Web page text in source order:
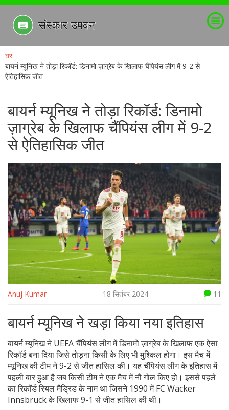
घर
बायर्न म्यूनिख ने तोड़ा रिकॉर्ड: डिनामो ज़ाग्रेब के खिलाफ चैंपियंस लीग में 9-2 से
ऐतिहासिक जीत
बायर्न म्यूनिख ने तोड़ा रिकॉर्ड: डिनामो
ज़ाग्रेब के खिलाफ चैंपियंस लीग में 9-2
से ऐतिहासिक जीत
Anuj Kumar 18 सितंबर 2024 11
बायर्न म्यूनिख ने खड़ा किया नया इतिहास
बायर्न म्यूनिख ने UEFA चैंपियंस लीग में डिनामो ज़ाग्रेब के खिलाफ एक ऐसा
रिकॉर्ड बना दिया जिसे तोड़ना किसी के लिए भी मुश्किल होगा। इस मैच में
म्यूनिख की टीम ने 9-2 से जीत हासिल की। यह चैंपियंस लीग के इतिहास में
पहली बार हुआ है जब किसी टीम ने एक मैच में नौ गोल किए हो। इससे पहले
का रिकॉर्ड रियल मैड्रिड के नाम था जिसने 1990 में FC Wacker
Innsbruck के खिलाफ 9-1 से जीत हासिल की थी।